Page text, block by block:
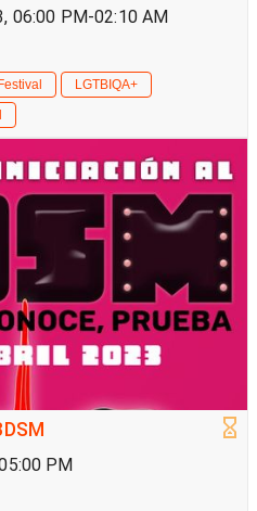
06:00 PM-02:10 AM
Festival
LGTBIQA+
PM